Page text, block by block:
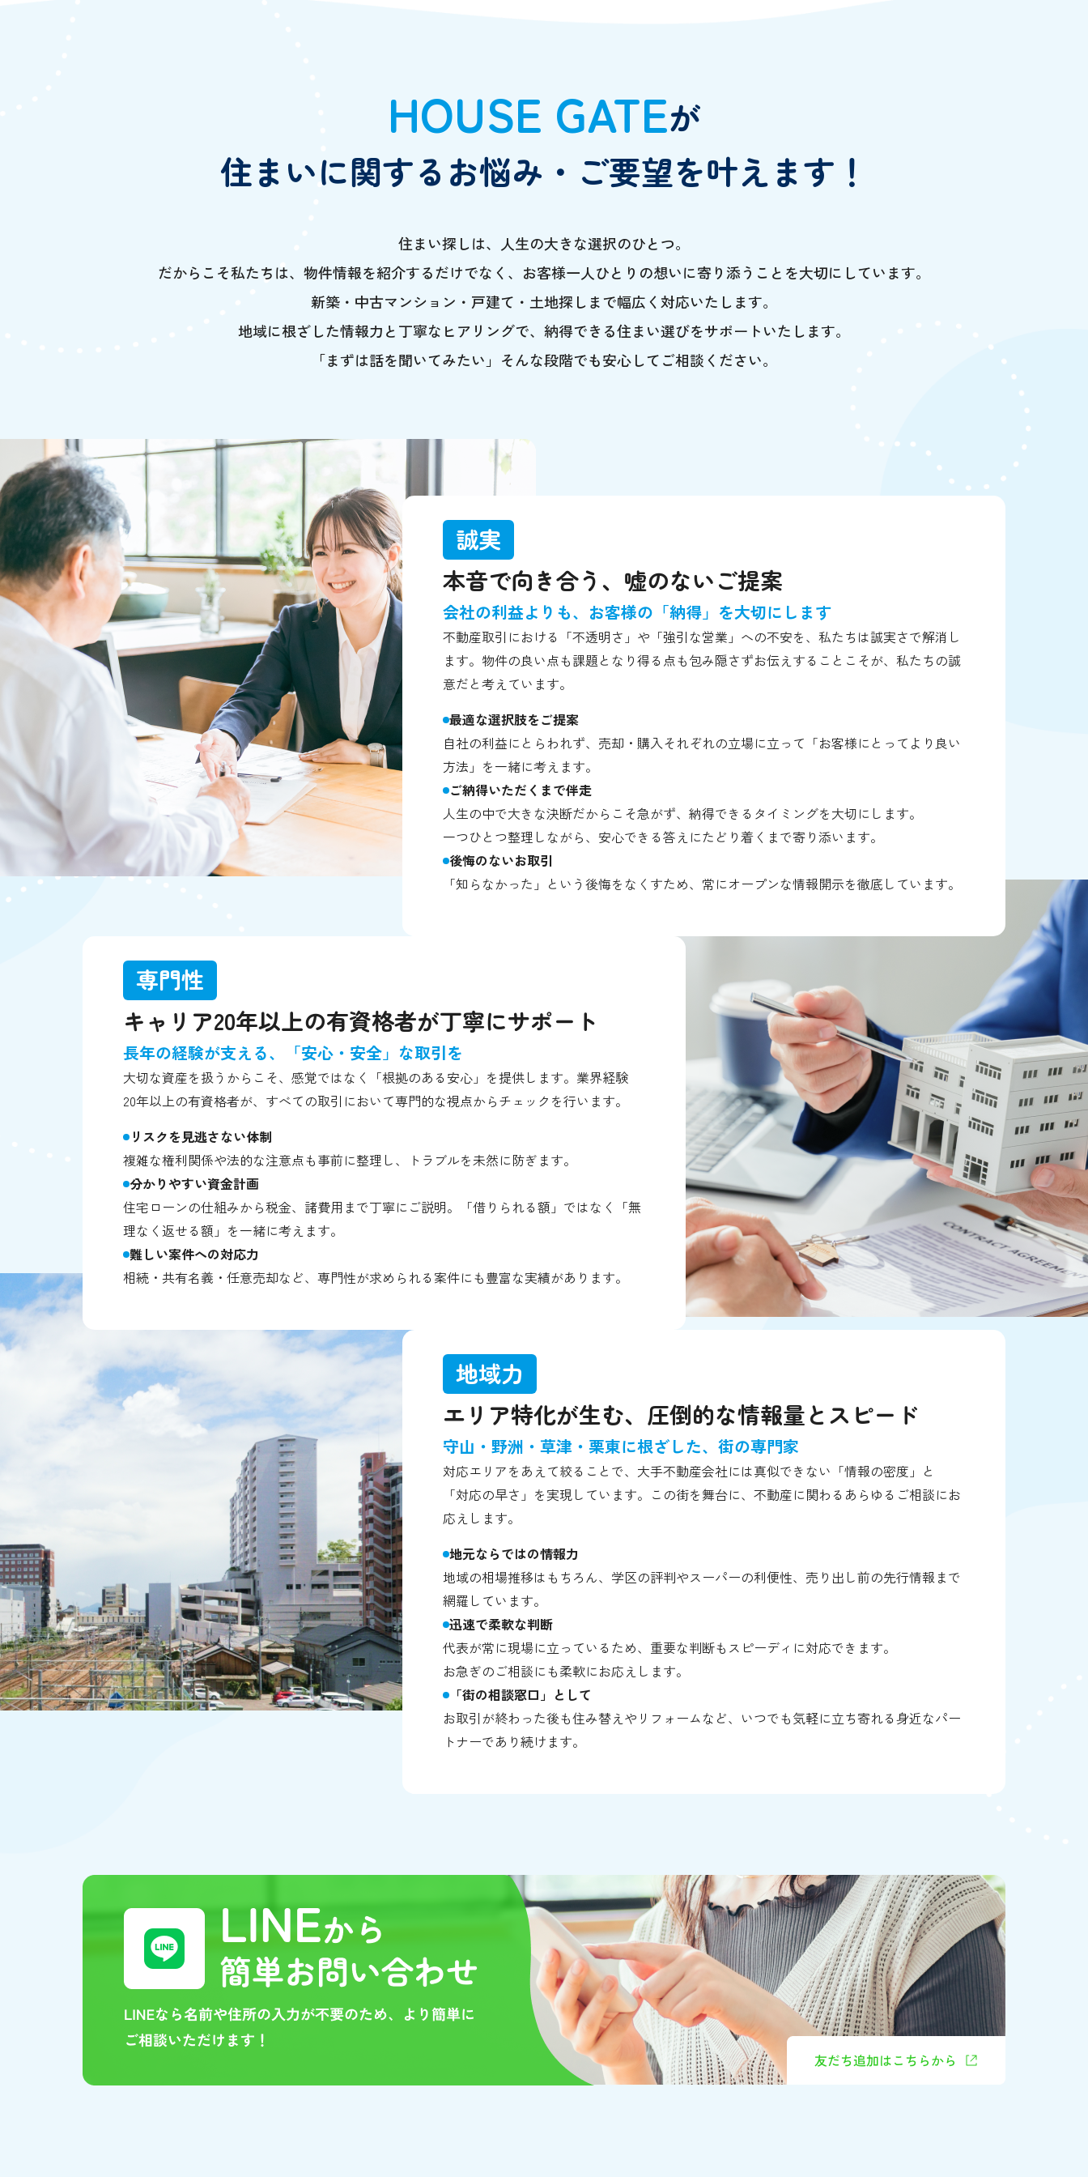
HOUSE GATEが
住まいに関するお悩み・ご要望を叶えます！
住まい探しは、人生の大きな選択のひとつ。
だからこそ私たちは、物件情報を紹介するだけでなく、お客様一人ひとりの想いに寄り添うことを大切にしています。
新築・中古マンション・戸建て・土地探しまで幅広く対応いたします。
地域に根ざした情報力と丁寧なヒアリングで、納得できる住まい選びをサポートいたします。
「まずは話を聞いてみたい」そんな段階でも安心してご相談ください。
誠実
本音で向き合う、嘘のないご提案
会社の利益よりも、お客様の「納得」を大切にします
不動産取引における「不透明さ」や「強引な営業」への不安を、私たちは誠実さで解消し
ます。物件の良い点も課題となり得る点も包み隠さずお伝えすることこそが、私たちの誠
意だと考えています。
最適な選択肢をご提案
自社の利益にとらわれず、売却・購入それぞれの立場に立って「お客様にとってより良い
方法」を一緒に考えます。
ご納得いただくまで伴走
人生の中で大きな決断だからこそ急がず、納得できるタイミングを大切にします。
一つひとつ整理しながら、安心できる答えにたどり着くまで寄り添います。
後悔のないお取引
「知らなかった」という後悔をなくすため、常にオープンな情報開示を徹底しています。
専門性
キャリア20年以上の有資格者が丁寧にサポート
長年の経験が支える、「安心・安全」な取引を
大切な資産を扱うからこそ、感覚ではなく「根拠のある安心」を提供します。業界経験
20年以上の有資格者が、すべての取引において専門的な視点からチェックを行います。
リスクを見逃さない体制
複雑な権利関係や法的な注意点も事前に整理し、トラブルを未然に防ぎます。
分かりやすい資金計画
住宅ローンの仕組みから税金、諸費用まで丁寧にご説明。「借りられる額」ではなく「無
理なく返せる額」を一緒に考えます。
難しい案件への対応力
相続・共有名義・任意売却など、専門性が求められる案件にも豊富な実績があります。
地域力
エリア特化が生む、圧倒的な情報量とスピード
守山・野洲・草津・栗東に根ざした、街の専門家
対応エリアをあえて絞ることで、大手不動産会社には真似できない「情報の密度」と
「対応の早さ」を実現しています。この街を舞台に、不動産に関わるあらゆるご相談にお
応えします。
地元ならではの情報力
地域の相場推移はもちろん、学区の評判やスーパーの利便性、売り出し前の先行情報まで
網羅しています。
迅速で柔軟な判断
代表が常に現場に立っているため、重要な判断もスピーディに対応できます。
お急ぎのご相談にも柔軟にお応えします。
「街の相談窓口」として
お取引が終わった後も住み替えやリフォームなど、いつでも気軽に立ち寄れる身近なパー
トナーであり続けます。